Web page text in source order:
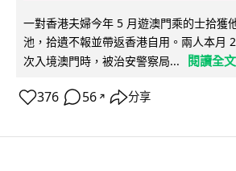
一對香港夫婦今年 5 月遊澳門乘的士拾獲
池，拾遺不報並帶返香港自用。兩人本月
次入境澳門時，被治安警察局...
閱讀全文
376 56 ↗ 分享